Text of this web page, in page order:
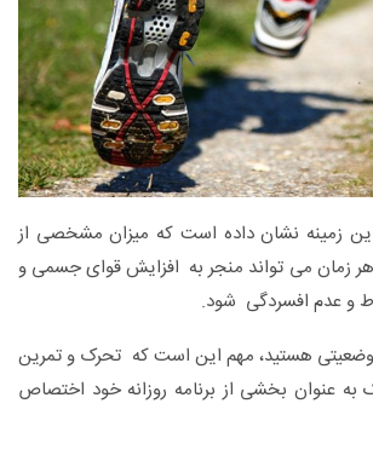
زمینه نشان داده است که میزان مشخصی از
زمان می تواند منجر به افزایش قوای جسمی و
و عدم افسردگی شود.
هستید، مهم این است که تحرک و تمرین
عنوان بخشی از برنامه روزانه خود اختصاص